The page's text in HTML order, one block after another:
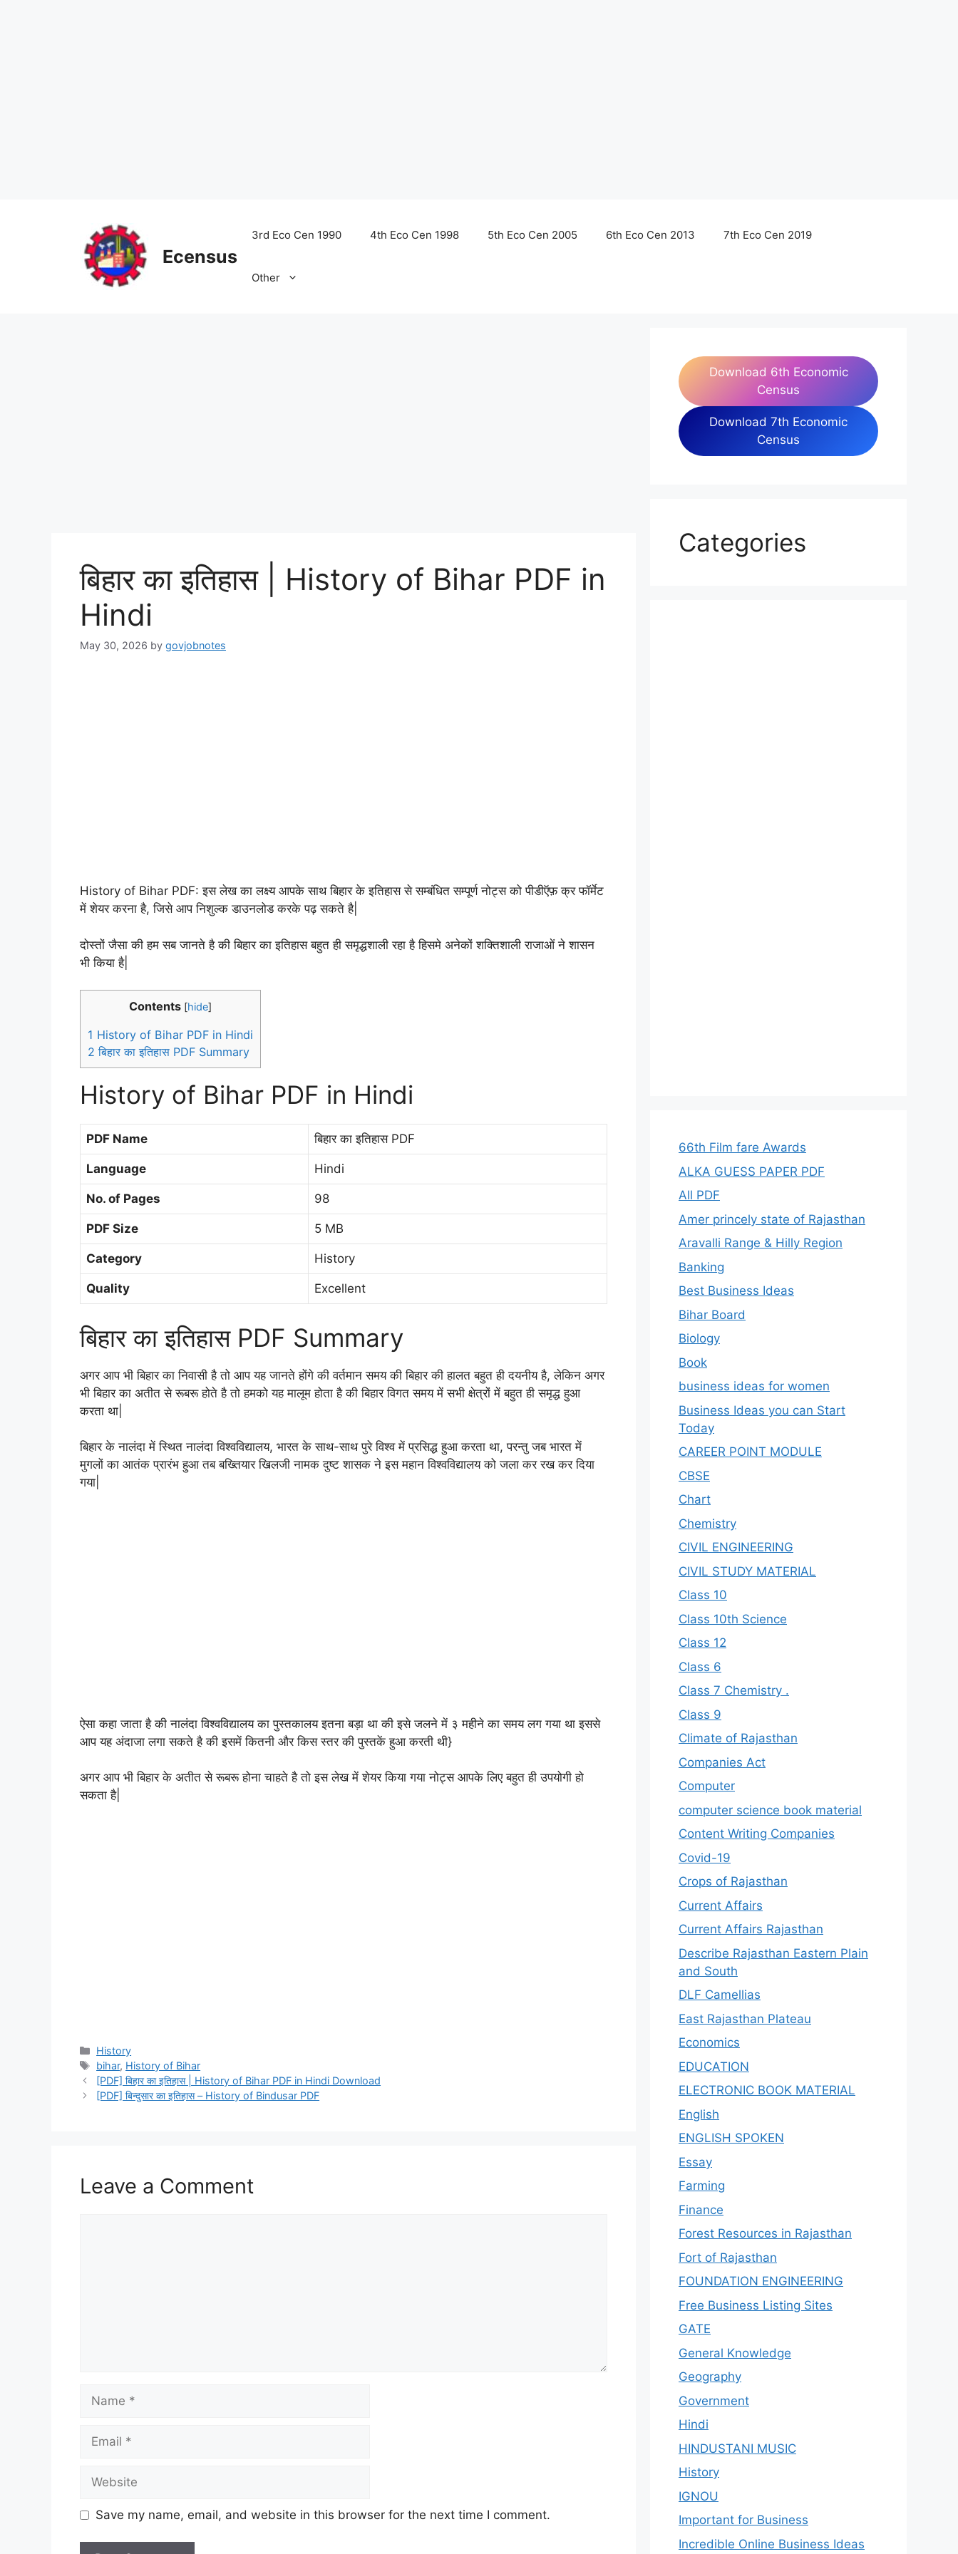
Ecensus
3rd Eco Cen 1990 4th Eco Cen 1998 5th Eco Cen 2005 6th Eco Cen 2013 7th Eco Cen 2019
Other
बिहार का इतिहास | History of Bihar PDF in
Hindi
May 30, 2026 by govjobnotes
History of Bihar PDF: इस लेख का लक्ष्य आपके साथ बिहार के इतिहास से सम्बंधित सम्पूर्ण नोट्स को पीडीऍफ़ क्र फॉर्मेट
में शेयर करना है, जिसे आप निशुल्क डाउनलोड करके पढ़ सकते है|
दोस्तों जैसा की हम सब जानते है की बिहार का इतिहास बहुत ही समृद्धशाली रहा है हिसमे अनेकों शक्तिशाली राजाओं ने शासन
भी किया है|
Contents [hide]
1 History of Bihar PDF in Hindi
2 बिहार का इतिहास PDF Summary
History of Bihar PDF in Hindi
PDF Name बिहार का इतिहास PDF
Language Hindi
No. of Pages 98
PDF Size 5 MB
Category History
Quality Excellent
बिहार का इतिहास PDF Summary
अगर आप भी बिहार का निवासी है तो आप यह जानते होंगे की वर्तमान समय की बिहार की हालत बहुत ही दयनीय है, लेकिन अगर
भी बिहार का अतीत से रूबरू होते है तो हमको यह मालूम होता है की बिहार विगत समय में सभी क्षेत्रों में बहुत ही समृद्ध हुआ
करता था|
बिहार के नालंदा में स्थित नालंदा विश्वविद्यालय, भारत के साथ-साथ पुरे विश्व में प्रसिद्ध हुआ करता था, परन्तु जब भारत में
मुगलों का आतंक प्रारंभ हुआ तब बख्तियार खिलजी नामक दुष्ट शासक ने इस महान विश्वविद्यालय को जला कर रख कर दिया
गया|
ऐसा कहा जाता है की नालंदा विश्वविद्यालय का पुस्तकालय इतना बड़ा था की इसे जलने में ३ महीने का समय लग गया था इससे
आप यह अंदाजा लगा सकते है की इसमें कितनी और किस स्तर की पुस्तकें हुआ करती थी}
अगर आप भी बिहार के अतीत से रूबरू होना चाहते है तो इस लेख में शेयर किया गया नोट्स आपके लिए बहुत ही उपयोगी हो
सकता है|
Categories
History
Tags
bihar, History of Bihar
[PDF] बिहार का इतिहास | History of Bihar PDF in Hindi Download
[PDF] बिन्दुसार का इतिहास – History of Bindusar PDF
Leave a Comment
Save my name, email, and website in this browser for the next time I comment.
Download 6th Economic
Census
Download 7th Economic
Census
Categories
66th Film fare Awards
ALKA GUESS PAPER PDF
All PDF
Amer princely state of Rajasthan
Aravalli Range & Hilly Region
Banking
Best Business Ideas
Bihar Board
Biology
Book
business ideas for women
Business Ideas you can Start
Today
CAREER POINT MODULE
CBSE
Chart
Chemistry
CIVIL ENGINEERING
CIVIL STUDY MATERIAL
Class 10
Class 10th Science
Class 12
Class 6
Class 7 Chemistry .
Class 9
Climate of Rajasthan
Companies Act
Computer
computer science book material
Content Writing Companies
Covid-19
Crops of Rajasthan
Current Affairs
Current Affairs Rajasthan
Describe Rajasthan Eastern Plain
and South
DLF Camellias
East Rajasthan Plateau
Economics
EDUCATION
ELECTRONIC BOOK MATERIAL
English
ENGLISH SPOKEN
Essay
Farming
Finance
Forest Resources in Rajasthan
Fort of Rajasthan
FOUNDATION ENGINEERING
Free Business Listing Sites
GATE
General Knowledge
Geography
Government
Hindi
HINDUSTANI MUSIC
History
IGNOU
Important for Business
Incredible Online Business Ideas